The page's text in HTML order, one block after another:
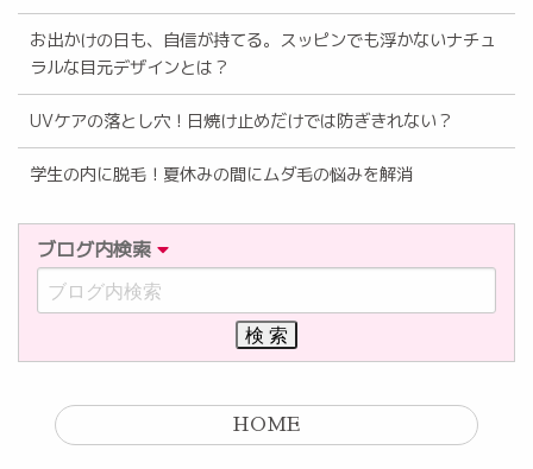
お出かけの日も、自信が持てる。スッピンでも浮かないナチュ
ラルな目元デザインとは？
UVケアの落とし穴！日焼け止めだけでは防ぎきれない？
学生の内に脱毛！夏休みの間にムダ毛の悩みを解消
ブログ内検索
HOME